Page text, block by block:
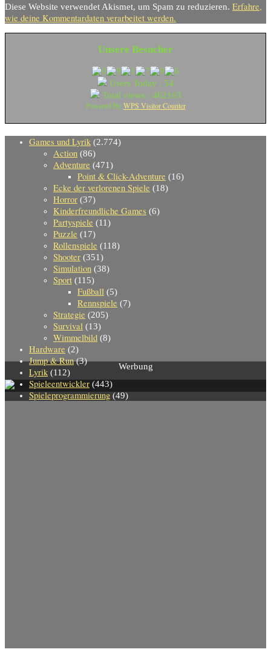
Diese Website verwendet Akismet, um Spam zu reduzieren. Erfahre,
wie deine Kommentardaten verarbeitet werden.
Unsere Besucher
Users Today : 54
Total views : 462163
Powered By WPS Visitor Counter
Games und Lyrik (2.774)
Action (86)
Adventure (471)
Point & Click-Adventure (16)
Ecke der verlorenen Spiele (18)
Horror (37)
Kinderfreundliche Games (6)
Partyspiele (11)
Puzzle (17)
Rollenspiele (118)
Shooter (351)
Simulation (38)
Sport (115)
Fußball (5)
Rennspiele (7)
Strategie (205)
Survival (13)
Wimmelbild (8)
Hardware (2)
Jump & Run(3)
Lyrik (112)
Spieleentwickler (443)
Spieleprogrammierung (49)
Werbung